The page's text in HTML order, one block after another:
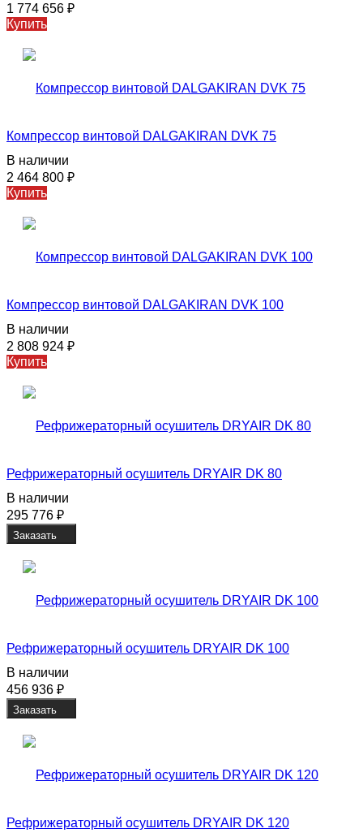
1 774 656 ₽
Купить
Компрессор винтовой DALGAKIRAN DVK 75
В наличии
2 464 800 ₽
Купить
Компрессор винтовой DALGAKIRAN DVK 100
В наличии
2 808 924 ₽
Купить
Рефрижераторный осушитель DRYAIR DK 80
В наличии
295 776 ₽
Заказать
Рефрижераторный осушитель DRYAIR DK 100
В наличии
456 936 ₽
Заказать
Рефрижераторный осушитель DRYAIR DK 120